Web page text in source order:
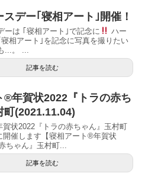
デー｢寝相アート｣開催！
ーは ｢寝相アート｣で記念に
ハー
相アート｣を記念に写真を撮りたい
...。 ...
記事を読む
®︎年賀状2022『トラの赤ち
町(2021.11.04)
状2022『トラの赤ちゃん』玉村町
開催します【寝相アート®︎年賀状
ちゃん』玉村町...
記事を読む